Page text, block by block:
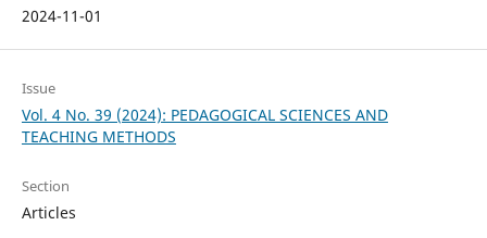
2024-11-01
Issue
Vol. 4 No. 39 (2024): PEDAGOGICAL SCIENCES AND
TEACHING METHODS
Section
Articles